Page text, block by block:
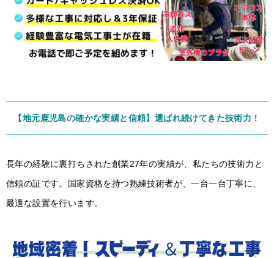
【地元鹿児島の確かな実績と信頼】選ばれ続けてきた技術力！
長年の経験に裏打ちされた創業27年の実績が、私たちの技術力と
信頼の証です。国家資格を持つ熟練技術者が、一台一台丁寧に、
最適な設置を行います。